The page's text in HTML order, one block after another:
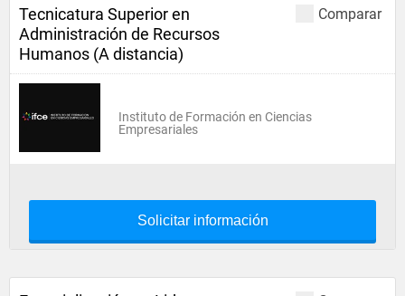
Comparar
Tecnicatura Superior en
Administración de Recursos
Humanos (A distancia)
Instituto de Formación en Ciencias
Empresariales
Solicitar información